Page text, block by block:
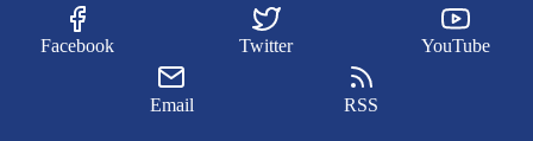
Facebook Twitter YouTube
Email RSS